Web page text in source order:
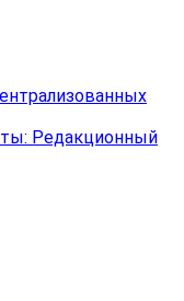
Редакционный